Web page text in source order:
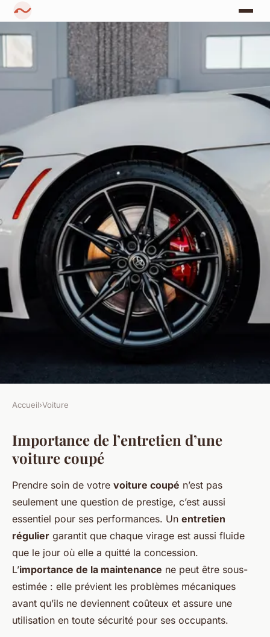
Entretenir sa voiture coupé :
astuces et conseils
Maëlys•18 mars 2025•6 min de lecture
Accueil›Voiture
Importance de l’entretien d’une
voiture coupé
Prendre soin de votre voiture coupé n’est pas
seulement une question de prestige, c’est aussi
essentiel pour ses performances. Un entretien
régulier garantit que chaque virage est aussi fluide
que le jour où elle a quitté la concession.
L’importance de la maintenance ne peut être sous-
estimée : elle prévient les problèmes mécaniques
avant qu’ils ne deviennent coûteux et assure une
utilisation en toute sécurité pour ses occupants.